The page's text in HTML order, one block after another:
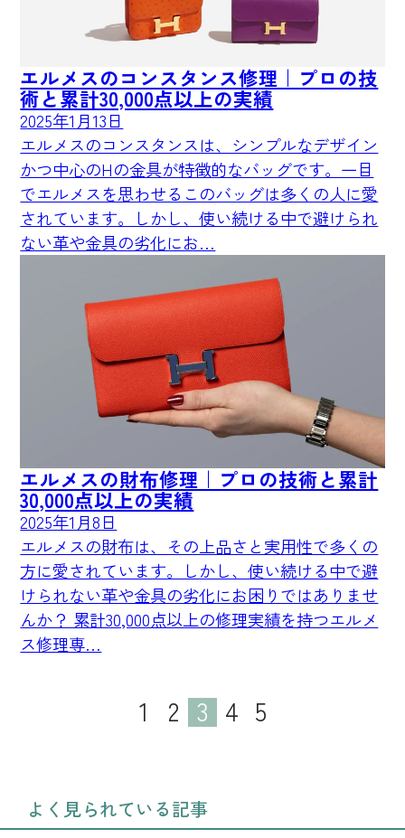
エルメスのコンスタンス修理｜プロの技
術と累計30,000点以上の実績
2025年1月13日
エルメスのコンスタンスは、シンプルなデザイン
かつ中心のHの金具が特徴的なバッグです。一目
でエルメスを思わせるこのバッグは多くの人に愛
されています。しかし、使い続ける中で避けられ
ない革や金具の劣化にお…
エルメスの財布修理｜プロの技術と累計
30,000点以上の実績
2025年1月8日
エルメスの財布は、その上品さと実用性で多くの
方に愛されています。しかし、使い続ける中で避
けられない革や金具の劣化にお困りではありませ
んか？ 累計30,000点以上の修理実績を持つエルメ
ス修理専…
ー
1 2 3 4 5
よく見られている記事